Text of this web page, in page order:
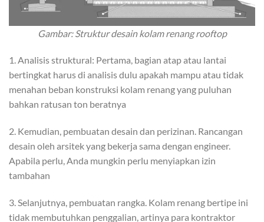
Gambar: Struktur desain kolam renang rooftop
1. Analisis struktural: Pertama, bagian atap atau lantai
bertingkat harus di analisis dulu apakah mampu atau tidak
menahan beban konstruksi kolam renang yang puluhan
bahkan ratusan ton beratnya
2. Kemudian, pembuatan desain dan perizinan. Rancangan
desain oleh arsitek yang bekerja sama dengan engineer.
Apabila perlu, Anda mungkin perlu menyiapkan izin
tambahan
3. Selanjutnya, pembuatan rangka. Kolam renang bertipe ini
tidak membutuhkan penggalian, artinya para kontraktor